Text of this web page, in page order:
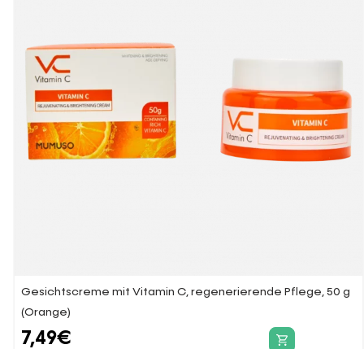
Gesichtscreme mit Vitamin C, regenerierende Pflege, 50 g
(Orange)
7,49€